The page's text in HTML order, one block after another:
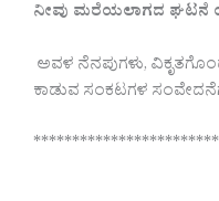
ನೀವು ಮರೆಯಲಾಗದ ಘಟನೆ
ಅವಳ ನೆನಪುಗಳು,
ಕಾಡುವ ಸಂಕಟಗಳ